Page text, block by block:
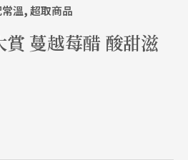
溫,超取商品
蔓越莓醋 酸甜滋